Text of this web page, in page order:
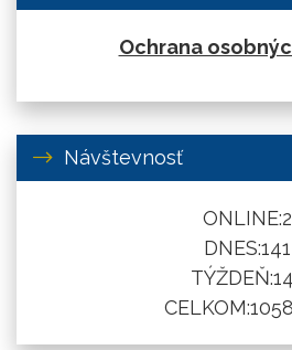
Ochrana
Návštevnosť
ONLINE:2
DNES:141
TÝŽDEŇ:
CELKOM: